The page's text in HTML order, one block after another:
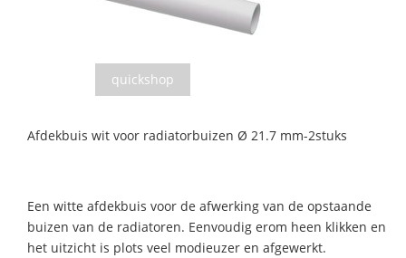
quickshop
Afdekbuis wit voor radiatorbuizen Ø 21.7 mm-2stuks
Een witte afdekbuis voor de afwerking van de opstaande
buizen van de radiatoren. Eenvoudig erom heen klikken en
het uitzicht is plots veel modieuzer en afgewerkt.